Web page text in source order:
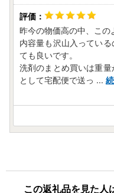
昨今の物価高の中、この
内容量も沢山入ってい
ても良いです。
洗剤のまとめ買いは重
として宅配便で送っ ...
この返礼品を見た人